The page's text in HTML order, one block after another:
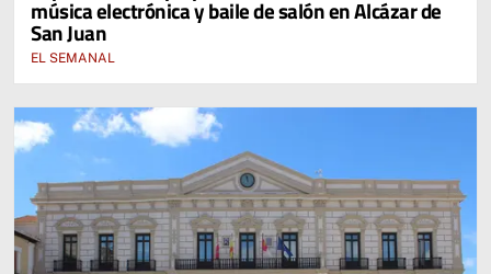
música electrónica y baile de salón en Alcázar de
San Juan
EL SEMANAL